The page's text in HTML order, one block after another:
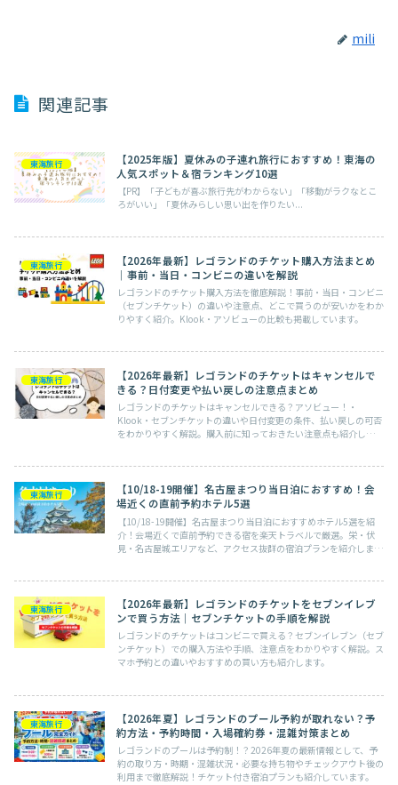
mili
関連記事
東海旅行
【2025年版】夏休みの子連れ旅行におすすめ！東海の
人気スポット＆宿ランキング10選
【PR】「子どもが喜ぶ旅行先がわからない」「移動がラクなとこ
ろがいい」「夏休みらしい思い出を作りたい...
東海旅行
【2026年最新】レゴランドのチケット購入方法まとめ
｜事前・当日・コンビニの違いを解説
レゴランドのチケット購入方法を徹底解説！事前・当日・コンビニ
（セブンチケット）の違いや注意点、どこで買うのが安いかをわか
りやすく紹介。Klook・アソビューの比較も掲載しています。
東海旅行
【2026年最新】レゴランドのチケットはキャンセルで
きる？日付変更や払い戻しの注意点まとめ
レゴランドのチケットはキャンセルできる？アソビュー！・
Klook・セブンチケットの違いや日付変更の条件、払い戻しの可否
をわかりやすく解説。購入前に知っておきたい注意点も紹介しま
東海旅行
【10/18-19開催】名古屋まつり当日泊におすすめ！会
場近くの直前予約ホテル5選
【10/18-19開催】名古屋まつり当日泊におすすめホテル5選を紹
介！会場近くで直前予約できる宿を楽天トラベルで厳選。栄・伏
見・名古屋城エリアなど、アクセス抜群の宿泊プランを紹介しま
東海旅行
【2026年最新】レゴランドのチケットをセブンイレブ
ンで買う方法｜セブンチケットの手順を解説
レゴランドのチケットはコンビニで買える？セブンイレブン（セブ
ンチケット）での購入方法や手順、注意点をわかりやすく解説。ス
マホ予約との違いやおすすめの買い方も紹介します。
東海旅行
【2026年夏】レゴランドのプール予約が取れない？予
約方法・予約時間・入場確約券・混雑対策まとめ
レゴランドのプールは予約制！？2026年夏の最新情報として、予
約の取り方・時期・混雑状況・必要な持ち物やチェックアウト後の
利用まで徹底解説！チケット付き宿泊プランも紹介しています。